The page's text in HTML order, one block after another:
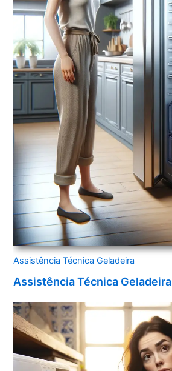
Assistência Técnica Geladeira
Assistência Técnica Geladeira